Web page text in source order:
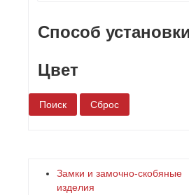
Способ установки
ввертной
врезной
Цвет
белый
дерево
Замки и замочно-скобяные
изделия